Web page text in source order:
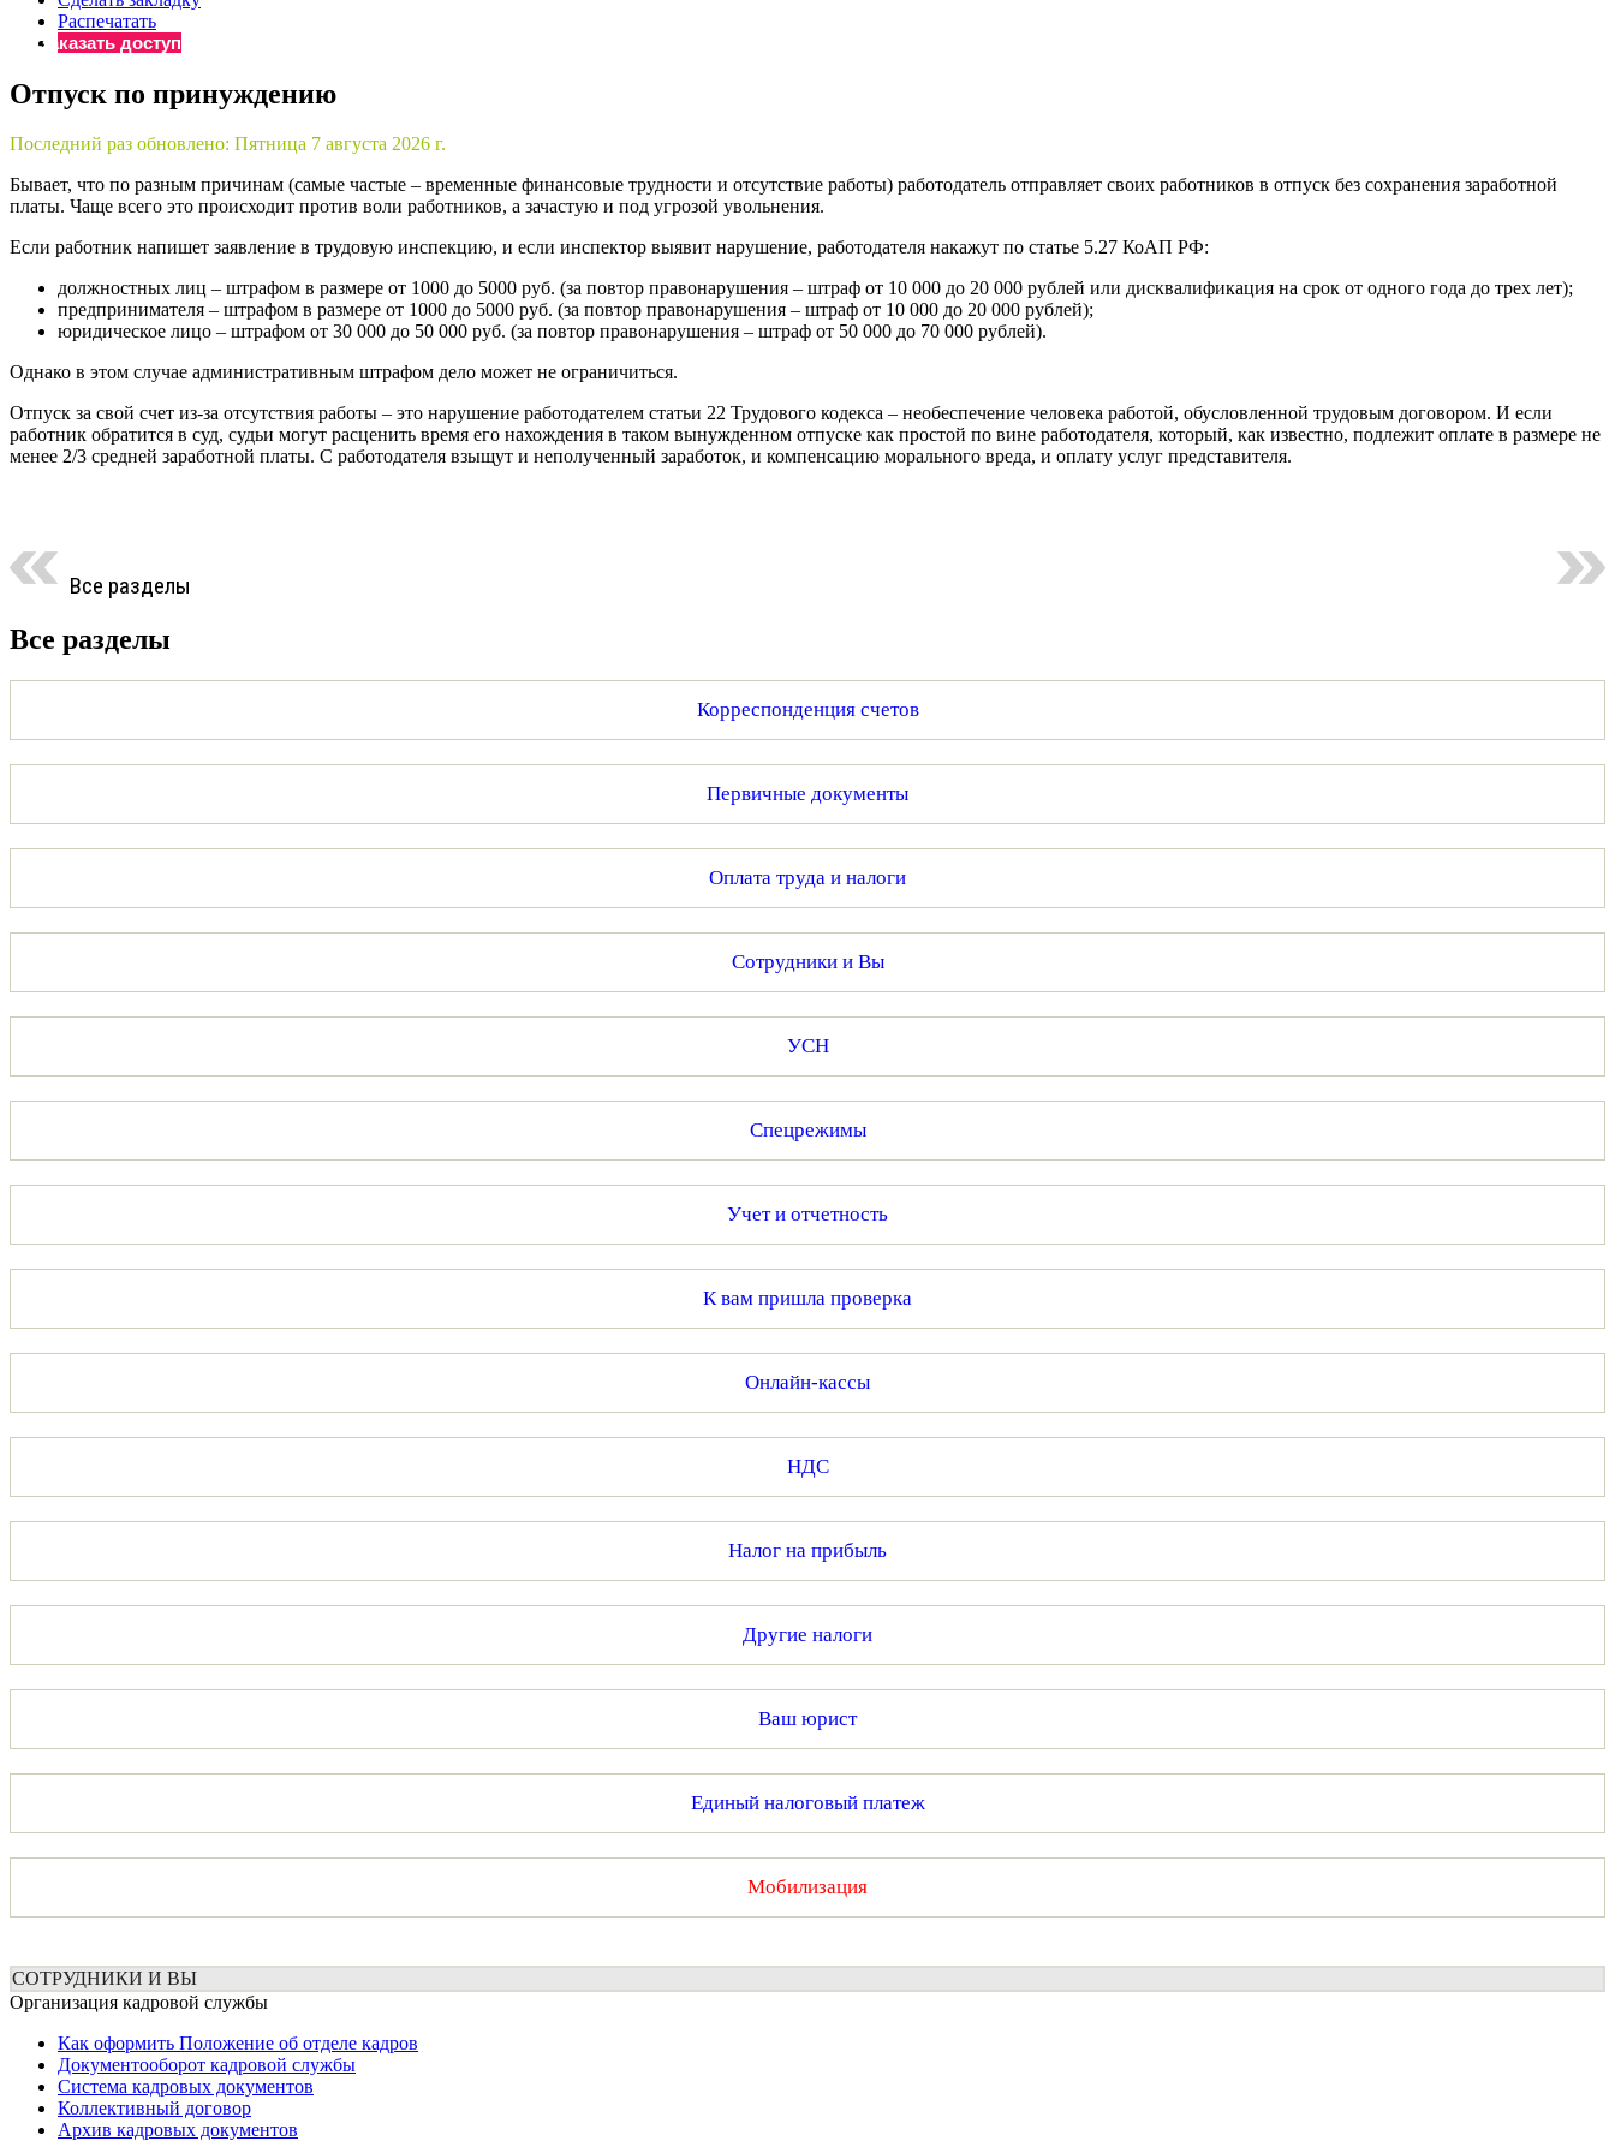
Онлайн-сервисы «Учетная политика» и «Алгоритмы для бухгалтера»
Распечатать
Заказать доступ
Отпуск по принуждению
Последний раз обновлено: Пятница 7 августа 2026 г.
Бывает, что по разным причинам (самые частые – временные финансовые трудности и отсутствие работы) работодатель отправляет своих работников в отпуск без сохранения заработной
платы. Чаще всего это происходит против воли работников, а зачастую и под угрозой увольнения.
Если работник напишет заявление в трудовую инспекцию, и если инспектор выявит нарушение, работодателя накажут по статье 5.27 КоАП РФ:
должностных лиц – штрафом в размере от 1000 до 5000 руб. (за повтор правонарушения – штраф от 10 000 до 20 000 рублей или дисквалификация на срок от одного года до трех лет);
предпринимателя – штрафом в размере от 1000 до 5000 руб. (за повтор правонарушения – штраф от 10 000 до 20 000 рублей);
юридическое лицо – штрафом от 30 000 до 50 000 руб. (за повтор правонарушения – штраф от 50 000 до 70 000 рублей).
Однако в этом случае административным штрафом дело может не ограничиться.
Отпуск за свой счет из-за отсутствия работы – это нарушение работодателем статьи 22 Трудового кодекса – необеспечение человека работой, обусловленной трудовым договором. И если
работник обратится в суд, судьи могут расценить время его нахождения в таком вынужденном отпуске как простой по вине работодателя, который, как известно, подлежит оплате в размере не
менее 2/3 средней заработной платы. С работодателя взыщут и неполученный заработок, и компенсацию морального вреда, и оплату услуг представителя.
Все разделы
Все разделы
Корреспонденция счетов
Первичные документы
Оплата труда и налоги
Сотрудники и Вы
УСН
Спецрежимы
Учет и отчетность
К вам пришла проверка
Онлайн-кассы
НДС
Налог на прибыль
Другие налоги
Ваш юрист
Единый налоговый платеж
Мобилизация
СОТРУДНИКИ И ВЫ
Организация кадровой службы
Как оформить Положение об отделе кадров
Документооборот кадровой службы
Система кадровых документов
Коллективный договор
Архив кадровых документов